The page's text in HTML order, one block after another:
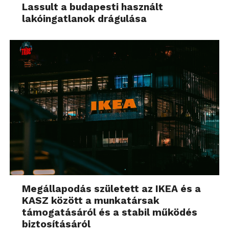
Lassult a budapesti használt
lakóingatlanok drágulása
Megállapodás született az IKEA és a
KASZ között a munkatársak
támogatásáról és a stabil működés
biztosításáról